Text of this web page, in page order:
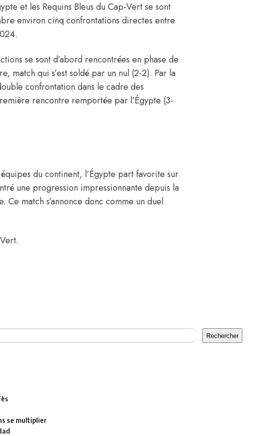
et les Requins Bleus du Cap-Vert se sont
environ cinq confrontations directes entre
se sont d’abord rencontrées en phase de
match qui s’est soldé par un nul (2-2). Par la
confrontation dans le cadre des
rencontre remportée par l’Égypte (3-
du continent, l’Égypte part favorite sur
une progression impressionnante depuis la
match s’annonce donc comme un duel
Rechercher
se multiplier